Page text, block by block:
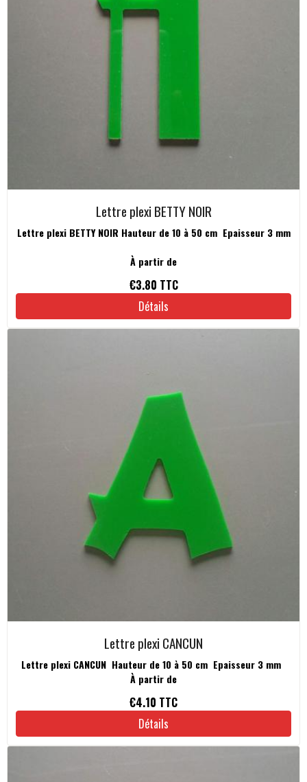
Lettre plexi BETTY NOIR
Lettre plexi BETTY NOIR Hauteur de 10 à 50 cm Epaisseur 3 mm
À partir de
€3.80 TTC
Détails
Lettre plexi CANCUN
Lettre plexi CANCUN Hauteur de 10 à 50 cm Epaisseur 3 mm
À partir de
€4.10 TTC
Détails